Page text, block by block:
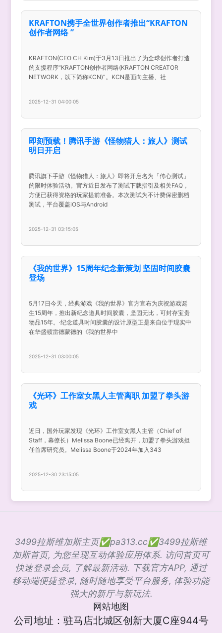
KRAFTON携手全世界创作者推出“KRAFTON
创作者网络 ”
KRAFTON(CEO CH Kim)于3月13日推出了为全球创作者打造
的支援程序“KRAFTON创作者网络(KRAFTON CREATOR
NETWORK，以下简称KCN)”。KCN是面向主播、社
2025-12-31 04:00:05
即刻预载！腾讯手游《怪物猎人：旅人》测试
明日开启
腾讯旗下手游《怪物猎人：旅人》即将开启名为「传心测试」
的限时体验活动。官方近日发布了测试下载指引及相关FAQ，
方便已获得资格的玩家提前准备。本次测试为不计费保密删档
测试，平台覆盖iOS与Android
2025-12-31 03:15:05
《我的世界》15周年纪念新策划 坚固时间胶囊
登场
5月17日今天，经典游戏《我的世界》官方宣布为庆祝游戏诞
生15周年，推出新纪念道具时间胶囊，坚固无比，可封存宝贵
物品15年。·纪念道具时间胶囊的设计原型正是来自位于现实中
在华盛顿雷德蒙德的《我的世界中
2025-12-31 03:00:05
《光环》工作室女黑人主管离职 加盟了拳头游
戏
近日，国外玩家发现《光环》工作室女黑人主管（Chief of
Staff，幕僚长）Melissa Boone已经离开，加盟了拳头游戏担
任首席研究员。Melissa Boone于2024年加入343
2025-12-30 23:15:05
3499拉斯维加斯主页✅pa313.cc✅3499拉斯维
加斯首页, 为您呈现互动体验应用体系. 访问首页可
快速登录会员, 了解最新活动. 下载官方APP, 通过
移动端便捷登录, 随时随地享受平台服务, 体验功能
强大的新厅与新玩法.
网站地图
公司地址：驻马店北城区创新大厦C座944号